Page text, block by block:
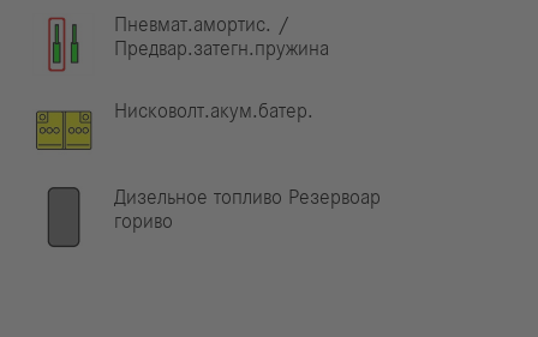
Пневмат.амортис. /
Предвар.затегн.пружина
Нисковолт.акум.батер.
Дизельное топливо Резервоар
гориво